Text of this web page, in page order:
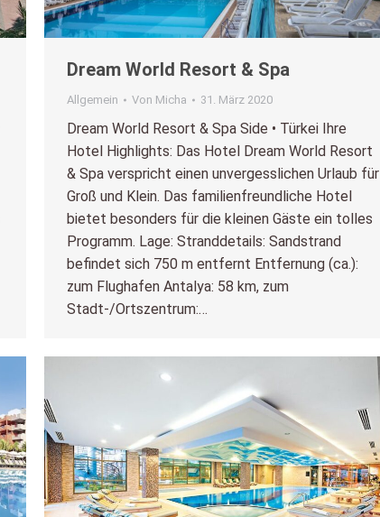
Dream World Resort & Spa
Allgemein Von Micha 31. März 2020
Dream World Resort & Spa Side • Türkei Ihre
Hotel Highlights: Das Hotel Dream World Resort
& Spa verspricht einen unvergesslichen Urlaub für
Groß und Klein. Das familienfreundliche Hotel
bietet besonders für die kleinen Gäste ein tolles
Programm. Lage: Stranddetails: Sandstrand
befindet sich 750 m entfernt Entfernung (ca.):
zum Flughafen Antalya: 58 km, zum
Stadt-/Ortszentrum:…